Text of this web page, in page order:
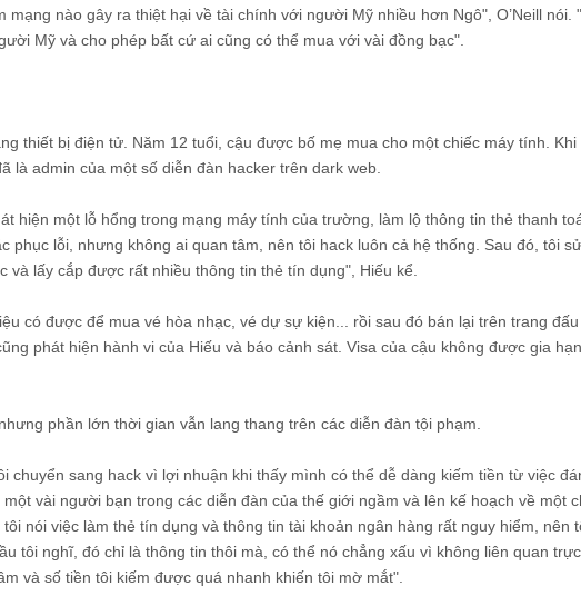
mạng nào gây ra thiệt hại về tài chính với người Mỹ nhiều hơn Ngô", O’Neill nói.
Mỹ và cho phép bất cứ ai cũng có thể mua với vài đồng bạc".
thiết bị điện tử. Năm 12 tuổi, cậu được bố mẹ mua cho một chiếc máy tính.
là admin của một số diễn đàn hacker trên dark web.
hiện một lỗ hổng trong mạng máy tính của trường, làm lộ thông tin thẻ thanh
phục lỗi, nhưng không ai quan tâm, nên tôi hack luôn cả hệ thống. Sau đó, tôi
và lấy cắp được rất nhiều thông tin thẻ tín dụng", Hiếu kể.
có được để mua vé hòa nhạc, vé dự sự kiện... rồi sau đó bán lại trên trang
phát hiện hành vi của Hiếu và báo cảnh sát. Visa của cậu không được gia
phần lớn thời gian vẫn lang thang trên các diễn đàn tội phạm.
chuyển sang hack vì lợi nhuận khi thấy mình có thể dễ dàng kiếm tiền từ việc
vài người bạn trong các diễn đàn của thế giới ngầm và lên kế hoạch về một
nói việc làm thẻ tín dụng và thông tin tài khoản ngân hàng rất nguy hiểm, nên
tôi nghĩ, đó chỉ là thông tin thôi mà, có thể nó chẳng xấu vì không liên quan
và số tiền tôi kiếm được quá nhanh khiến tôi mờ mắt".